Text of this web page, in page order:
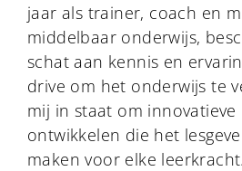
jaar als trainer, coach en
middelbaar onderwijs,
schat aan kennis en
drive om het onderwijs te
mij in staat om innovatieve
ontwikkelen die het
maken voor elke